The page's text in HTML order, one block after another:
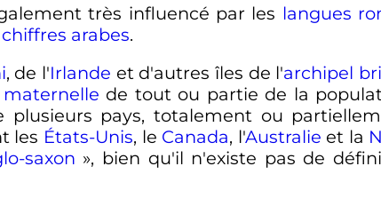
très influencé par les langues
chiffres arabes.
, de l'Irlande et d'autres îles de l'archipel
de tout ou partie de la
plusieurs pays, totalement ou
les États-Unis, le Canada, l'Australie et la
saxon », bien qu'il n'existe pas de